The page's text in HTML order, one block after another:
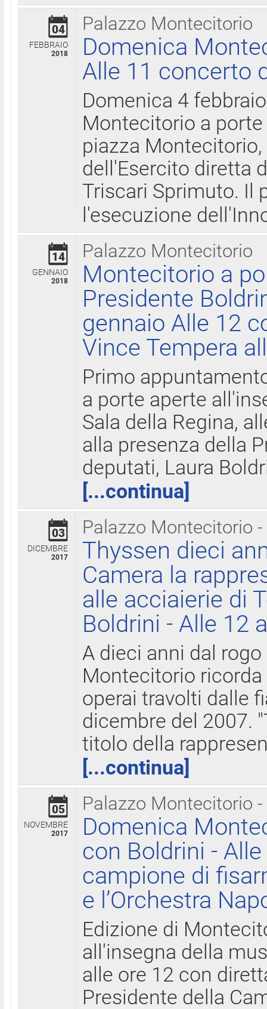
Palazzo Montecitorio
04
FEBBRAIO
2018
Domenica
Alle 11 concerto
Domenica 4
Montecitorio a
piazza
dell'Esercito diretta
Triscari Sprimuto. Il
l'esecuzione
Palazzo Montecitorio
14
GENNAIO
2018
Montecitorio a
Presidente
gennaio Alle 12
Vince Tempera
Primo
a porte aperte
Sala della Regina,
alla presenza della
deputati, Laura
[...continua]
Palazzo Montecitorio
03
DICEMBRE
2017
Thyssen dieci
Camera la
alle acciaierie di
Boldrini - Alle 12
A dieci anni dal
Montecitorio
operai travolti dalle
dicembre del 2007.
titolo della
[...continua]
Palazzo Montecitorio
05
NOVEMBRE
2017
Domenica
con Boldrini -
campione di
e l’Orchestra
Edizione di
all'insegna della
alle ore 12 con
Presidente della